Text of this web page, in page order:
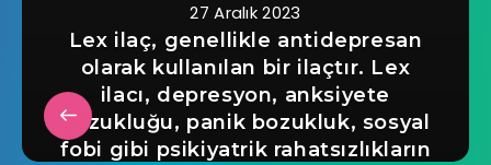
27 Aralık 2023
Lex ilaç, genellikle antidepresan
olarak kullanılan bir ilaçtır. Lex
ilacı, depresyon, anksiyete
bozukluğu, panik bozukluk, sosyal
fobi gibi psikiyatrik rahatsızlıkların